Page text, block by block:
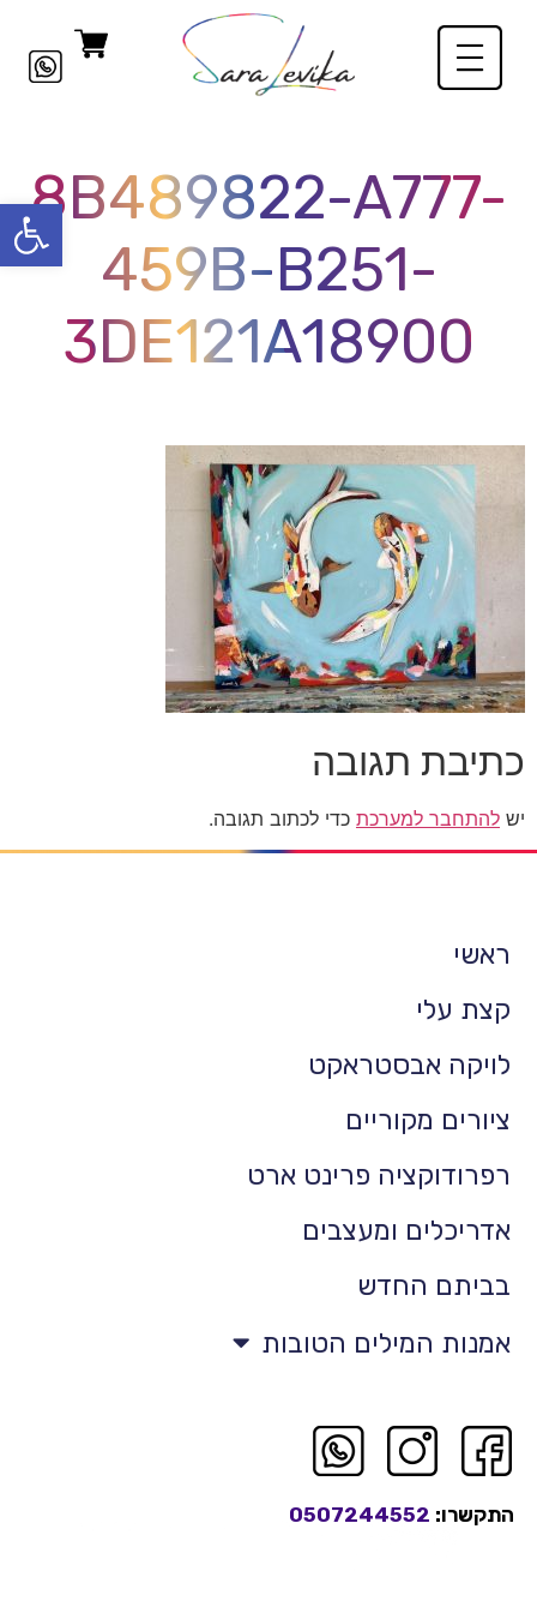
פתח
8B489822-A777-
459B-B251-
3DE121A18900
כתיבת תגובה
יש להתחבר למערכת כדי לכתוב תגובה.
ראשי
קצת עלי
לויקה אבסטראקט
ציורים מקוריים
רפרודוקציה פרינט ארט
אדריכלים ומעצבים
בביתם החדש
אמנות המילים הטובות
התקשרו: 0507244552